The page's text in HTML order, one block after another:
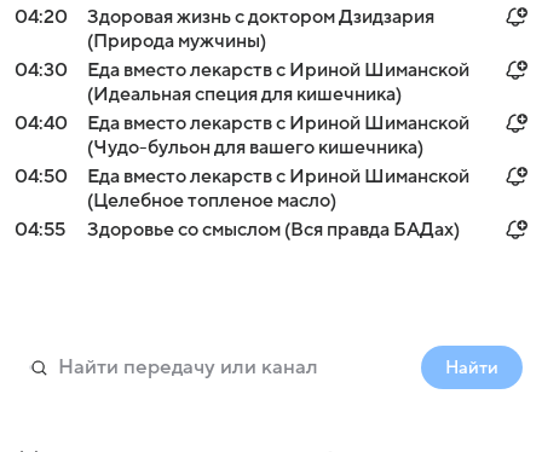
04:20
Здоровая жизнь с доктором Дзидзария
(Природа мужчины)
04:30
Еда вместо лекарств с Ириной Шиманской
(Идеальная специя для кишечника)
04:40
Еда вместо лекарств с Ириной Шиманской
(Чудо-бульон для вашего кишечника)
04:50
Еда вместо лекарств с Ириной Шиманской
(Целебное топленое масло)
04:55
Здоровье со смыслом (Вся правда БАДах)
Найти